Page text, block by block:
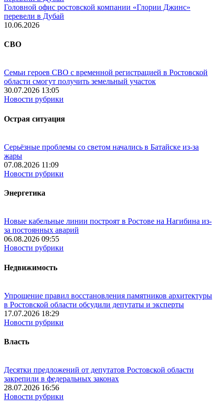
Головной офис ростовской компании «Глории Джинс»
перевели в Дубай
10.06.2026
СВО
Семьи героев СВО с временной регистрацией в Ростовской
области смогут получить земельный участок
30.07.2026 13:05
Новости рубрики
Острая ситуация
Серьёзные проблемы со светом начались в Батайске из-за
жары
07.08.2026 11:09
Новости рубрики
Энергетика
Новые кабельные линии построят в Ростове на Нагибина из-
за постоянных аварий
06.08.2026 09:55
Новости рубрики
Недвижимость
Упрощение правил восстановления памятников архитектуры
в Ростовской области обсудили депутаты и эксперты
17.07.2026 18:29
Новости рубрики
Власть
Десятки предложений от депутатов Ростовской области
закрепили в федеральных законах
28.07.2026 16:56
Новости рубрики